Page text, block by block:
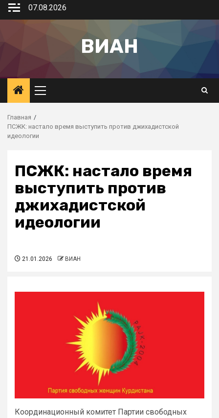
07.08.2026
ВИАН
Главная
ПСЖК: настало время выступить против джихадистской
идеологии
ПСЖК: настало время
выступить против
джихадистской
идеологии
21.01.2026 ВИАН
Координационный комитет Партии свободных